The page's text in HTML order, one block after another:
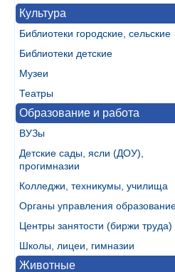
Культура
Библиотеки городские, сельские
Библиотеки детские
Музеи
Театры
Образование и работа
ВУЗы
Детские сады, ясли (ДОУ),
прогимназии
Колледжи, техникумы, училища
Органы управления
Центры занятости (биржи труда)
Школы, лицеи, гимназии
Животные